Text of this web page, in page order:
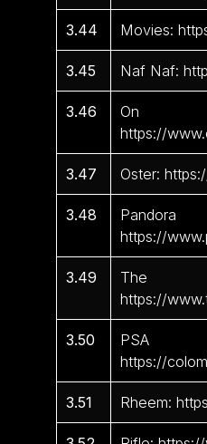
3.44 Movies:
3.45 Naf Naf:
3.46
On
https://
3.47 Oster:
3.48
https://
3.49
The
https://
3.50
https://
3.51 Rheem: